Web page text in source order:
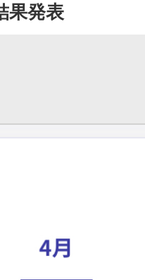
果発表